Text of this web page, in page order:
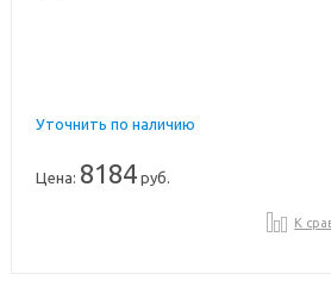
Уточнить по наличию
Цена: 8184руб.
К